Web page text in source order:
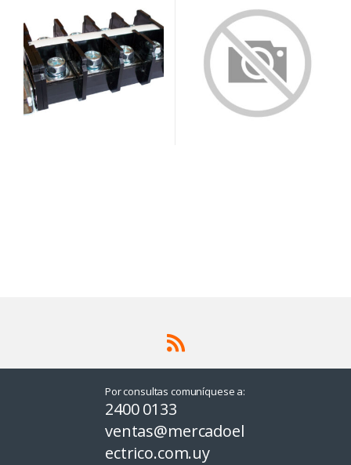
Por consultas comuníquese a:
2400 0133
ventas@mercadoel
ectrico.com.uy